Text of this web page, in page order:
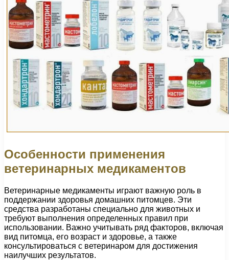
Особенности применения
ветеринарных медикаментов
Ветеринарные медикаменты играют важную роль в
поддержании здоровья домашних питомцев. Эти
средства разработаны специально для животных и
требуют выполнения определенных правил при
использовании. Важно учитывать ряд факторов, включая
вид питомца, его возраст и здоровье, а также
консультироваться с ветеринаром для достижения
наилучших результатов.